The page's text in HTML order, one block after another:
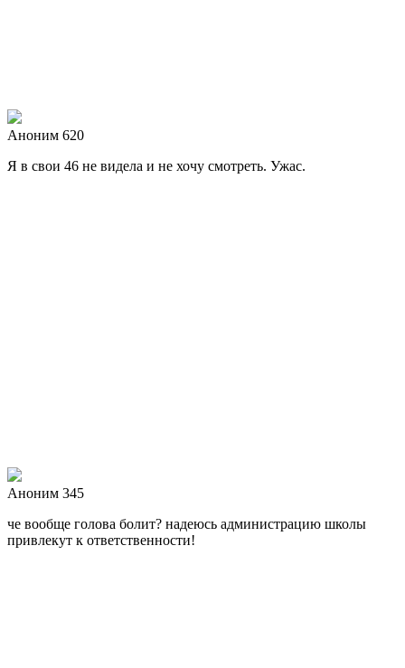
Аноним 620
Я в свои 46 не видела и не хочу смотреть. Ужас.
Аноним 345
че вообще голова болит? надеюсь администрацию школы
привлекут к ответственности!